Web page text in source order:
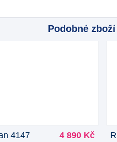
Podobné
4147
4 890 Kč